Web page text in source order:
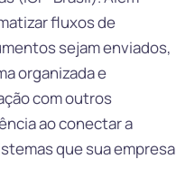
fluxos de
sejam enviados,
organizada e
com outros
ao conectar a
que sua empresa